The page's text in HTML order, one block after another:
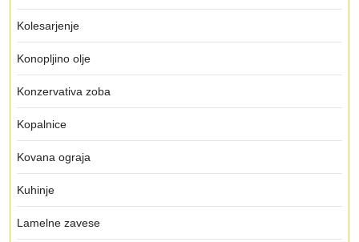
Kolesarjenje
Konopljino olje
Konzervativa zoba
Kopalnice
Kovana ograja
Kuhinje
Lamelne zavese